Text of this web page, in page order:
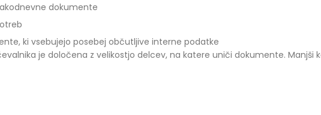
dokumente
ki vsebujejo posebej občutljive interne podatke
je določena z velikostjo delcev, na katere uniči dokumente. Manjši